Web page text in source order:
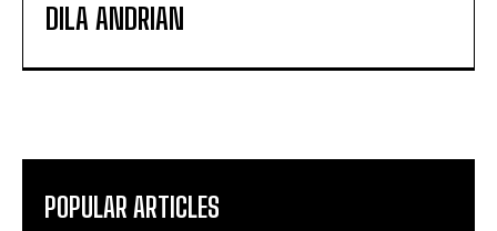
DILA ANDRIAN
POPULAR ARTICLES